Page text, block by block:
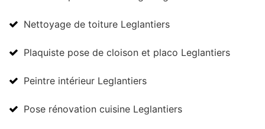
Nettoyage de toiture Leglantiers
Plaquiste pose de cloison et placo Leglantiers
Peintre intérieur Leglantiers
Pose rénovation cuisine Leglantiers